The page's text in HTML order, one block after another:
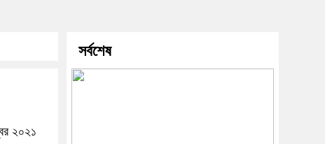
২০২১
সর্বশেষ